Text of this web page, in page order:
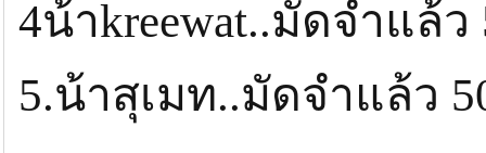
4น้าkreewat..มัดจำแล้ว
5.น้าสุเมท..มัดจำแล้ว